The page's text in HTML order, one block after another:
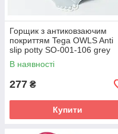
Горщик з антиковзаючим
покриттям Tega OWLS Anti
slip potty SO-001-106 grey
(сірий)
В наявності
277 ₴
Купити